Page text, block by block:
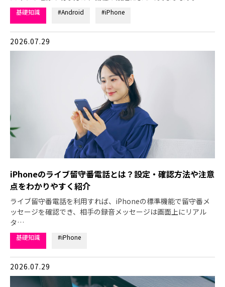
基礎知識 #Android #iPhone
2026.07.29
iPhoneのライブ留守番電話とは？設定・確認方法や注意
点をわかりやすく紹介
ライブ留守番電話を利用すれば、iPhoneの標準機能で留守番メ
ッセージを確認でき、相手の録音メッセージは画面上にリアル
タ…
基礎知識 #iPhone
2026.07.29